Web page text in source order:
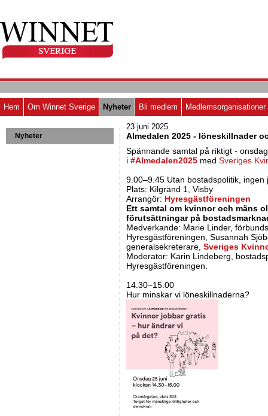
Hem Om Winnet Sverige Nyheter Bli medlem Medlemsorganisationer
Nyheter
23 juni 2025
Almedalen 2025 - löneskillnader
Spännande samtal på riktigt -
i hashtag
#Almedalen2025 med Sveriges
9.00–9.45 Utan bostadspolitik, ingen
Plats: Kilgränd 1, Visby
Arrangör: Hyresgästföreningen
Ett samtal om kvinnor och mäns
förutsättningar på
Medverkande: Marie Linder,
Hyresgäst­föreningen, Susannah
generalsekreterare, Sveriges
Moderator: Karin Lindeberg,
Hyresgäst­föreningen.
14.30–15.00
Hur minskar vi löneskillnaderna?